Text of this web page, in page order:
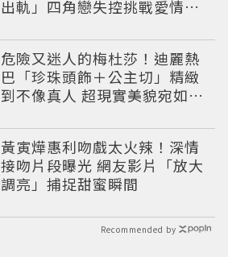
出軌」四角戀失控挑戰愛情底
危險又迷人的梅杜莎！迪麗熱
巴「珍珠頭飾＋公主切」精緻
到不像真人 超現實美貌宛如神
黃寅燁惠利吻戲太火辣！深情
接吻片段曝光 網友影片「放大
調亮」捕捉甜蜜瞬間
Recommended by